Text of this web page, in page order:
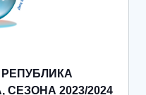
2023/2024